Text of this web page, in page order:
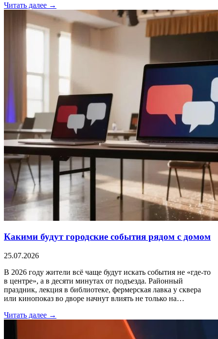
Читать далее →
Какими будут городские события рядом с домом
25.07.2026
В 2026 году жители всё чаще будут искать события не «где-то
в центре», а в десяти минутах от подъезда. Районный
праздник, лекция в библиотеке, фермерская лавка у сквера
или кинопоказ во дворе начнут влиять не только на…
Читать далее →